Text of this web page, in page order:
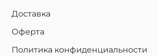
Доставка
Оферта
Политика конфиденциальности